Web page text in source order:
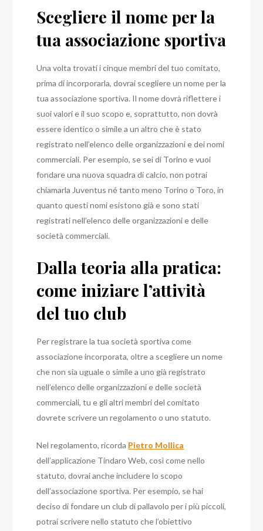
Scegliere il nome per la
tua associazione sportiva
Una volta trovati i cinque membri del tuo comitato,
prima di incorporarla, dovrai scegliere un nome per la
tua associazione sportiva. Il nome dovrà riflettere i
suoi valori e il suo scopo e, soprattutto, non dovrà
essere identico o simile a un altro che è stato
registrato nell’elenco delle organizzazioni e dei nomi
commerciali. Per esempio, se sei di Torino e vuoi
fondare una nuova squadra di calcio, non potrai
chiamarla Juventus né tanto meno Torino o Toro, in
quanto questi nomi esistono già e sono stati
registrati nell’elenco delle organizzazioni e delle
società commerciali.
Dalla teoria alla pratica:
come iniziare l’attività
del tuo club
Per registrare la tua società sportiva come
associazione incorporata, oltre a scegliere un nome
che non sia uguale o simile a uno già registrato
nell’elenco delle organizzazioni e delle società
commerciali, tu e gli altri membri del comitato
dovrete scrivere un regolamento o uno statuto.
Nel regolamento, ricorda Pietro Mollica
dell’applicazione Tindaro Web, così come nello
statuto, dovrai anche includere lo scopo
dell’associazione sportiva. Per esempio, se hai
deciso di fondare un club di pallavolo per i più piccoli,
potrai scrivere nello statuto che l’obiettivo